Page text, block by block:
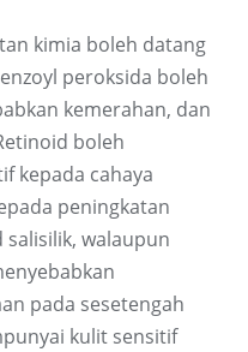
kimia boleh datang
peroksida boleh
kemerahan, dan
boleh
kepada cahaya
peningkatan
walaupun
pada sesetengah
kulit sensitif